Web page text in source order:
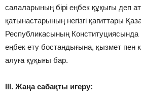
салаларының бірі еңбек құқығы деп
қатынастарының негізгі қағиттары
Республикасының Конституциясында
еңбек ету бостандығына, қызмет пен
алуға құқығы бар.
ІІІ. Жаңа сабақты игеру: